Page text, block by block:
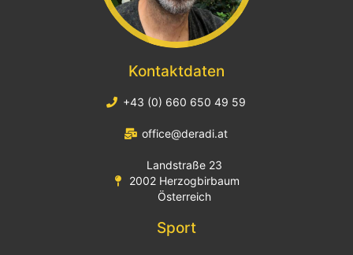
Kontaktdaten
+43 (0) 660 650 49 59
office@deradi.at
Landstraße 23
2002 Herzogbirbaum
Österreich
Sport